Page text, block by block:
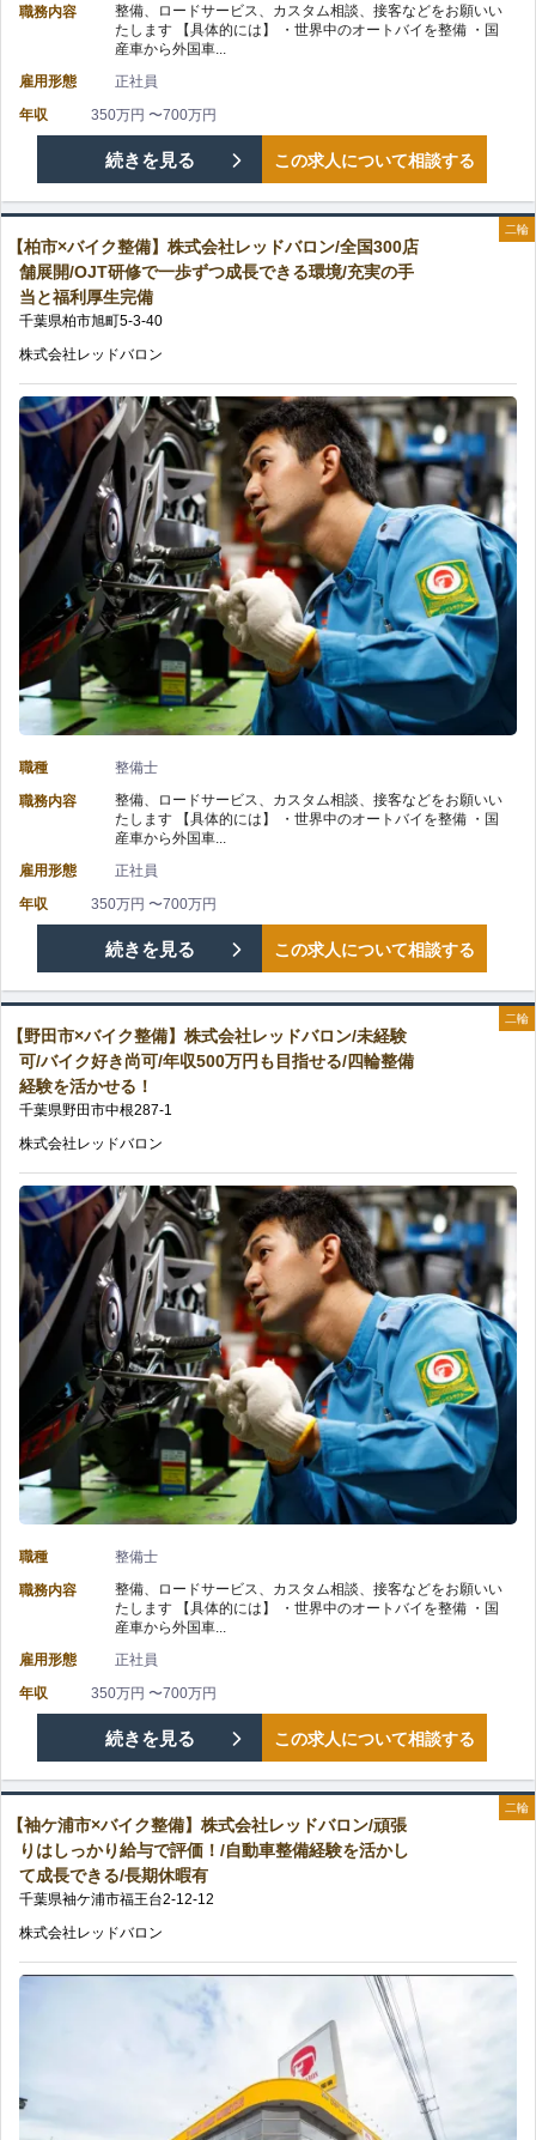
リ
ア
を
築
け
る
の
る！/
実
の
教
育
制
度
で
ス
キ
ル
ア
ッ
プ
で
る/
賞
与
年
回
の
ッ
ド
バ
ロ
未
経
で
も
安
心
の
に
よ
る
務
経
験
で
ス
キ
ル
を
習
得！/
福
利
厚
生
手
当
充
実
の
職務内容
整備、ロードサービス、カスタム相談、接客などをお願いい
たします 【具体的には】 ・世界中のオートバイを整備 ・国
産車から外国車...
雇用形態
正社員
年収
350万円 〜700万円
【柏
市
×
バ
イ
ク
整
備】
株
式
会
社
レ
ド
バ
ロ
ン/
キ
ル
磨
け
る
OJT
完
安
定
企
な
ら
で
は
の
福
利
続きを見る この求人について相談する
二輪
【柏市×バイク整備】株式会社レッドバロン/全国300店
舗展開/OJT研修で一歩ずつ成長できる環境/充実の手
当と福利厚生完備
千葉県柏市旭町5-3-40
株式会社レッドバロン
職種
整備士
職務内容
整備、ロードサービス、カスタム相談、接客などをお願いい
たします 【具体的には】 ・世界中のオートバイを整備 ・国
産車から外国車...
雇用形態
正社員
年収
350万円 〜700万円
【柏
市
×
バ
イ
ク
整
備】
株
式
会
社
レ
ド
バ
ロ
ン/
国
300
続きを見る この求人について相談する
二輪
【野田市×バイク整備】株式会社レッドバロン/未経験
可/バイク好き尚可/年収500万円も目指せる/四輪整備
経験を活かせる！
千葉県野田市中根287-1
株式会社レッドバロン
職種
整備士
職務内容
整備、ロードサービス、カスタム相談、接客などをお願いい
たします 【具体的には】 ・世界中のオートバイを整備 ・国
産車から外国車...
雇用形態
正社員
年収
350万円 〜700万円
【野
田
市
×
バ
イ
続きを見る この求人について相談する
二輪
【袖ケ浦市×バイク整備】株式会社レッドバロン/頑張
りはしっかり給与で評価！/自動車整備経験を活かし
て成長できる/長期休暇有
千葉県袖ケ浦市福王台2-12-12
株式会社レッドバロン